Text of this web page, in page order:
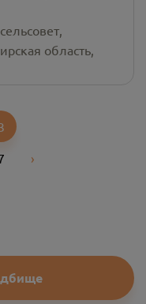
область,
›Next